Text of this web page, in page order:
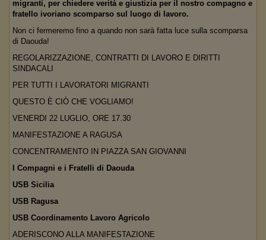
migranti, per chiedere verità e giustizia per il nostro compagno e
fratello ivoriano scomparso sul luogo di lavoro.
Non ci fermeremo fino a quando non sarà fatta luce sulla scomparsa
di Daouda!
REGOLARIZZAZIONE, CONTRATTI DI LAVORO E DIRITTI
SINDACALI
PER TUTTI I LAVORATORI MIGRANTI
QUESTO È CIÒ CHE VOGLIAMO!
VENERDI 22 LUGLIO, ORE 17.30
MANIFESTAZIONE A RAGUSA
CONCENTRAMENTO IN PIAZZA SAN GIOVANNI
I Compagni e i Fratelli di Daouda
USB Sicilia
USB Ragusa
USB Coordinamento Lavoro Agricolo
ADERISCONO ALLA MANIFESTAZIONE